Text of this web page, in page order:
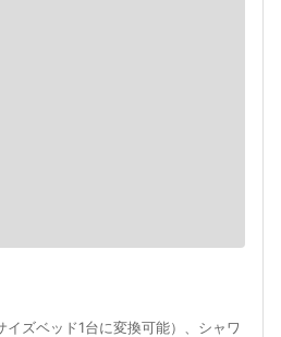
ズベッド1台に変換可能）、シャワ